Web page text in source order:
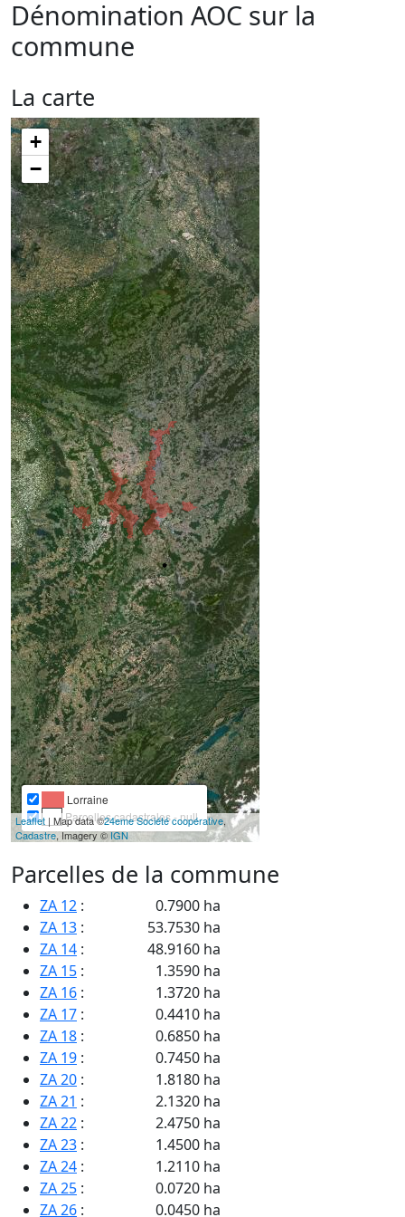
Dénomination AOC sur la
commune
La carte
+
−
Lorraine
Parcelles cadastrales - null
Leaflet | Map data ©24eme Société coopérative,
Cadastre, Imagery ©IGN
Parcelles de la commune
ZA 12 :
0.7900 ha
ZA 13 :
53.7530 ha
ZA 14 :
48.9160 ha
ZA 15 :
1.3590 ha
ZA 16 :
1.3720 ha
ZA 17 :
0.4410 ha
ZA 18 :
0.6850 ha
ZA 19 :
0.7450 ha
ZA 20 :
1.8180 ha
ZA 21 :
2.1320 ha
ZA 22 :
2.4750 ha
ZA 23 :
1.4500 ha
ZA 24 :
1.2110 ha
ZA 25 :
0.0720 ha
ZA 26 : 0.0450 ha